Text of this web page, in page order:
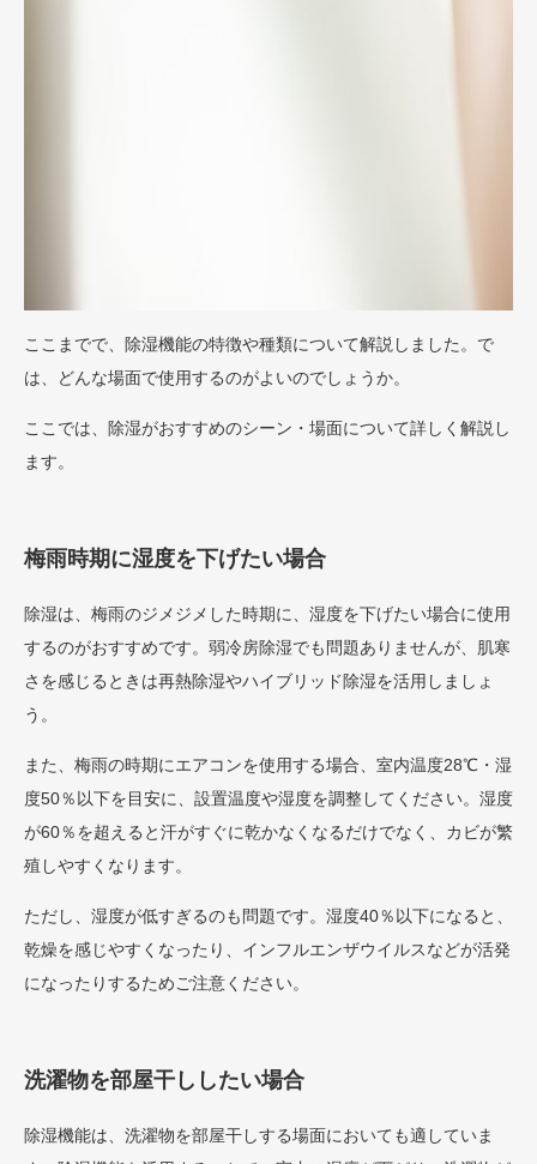
ここまでで、除湿機能の特徴や種類について解説しました。で
は、どんな場面で使用するのがよいのでしょうか。
ここでは、除湿がおすすめのシーン・場面について詳しく解説し
ます。
梅雨時期に湿度を下げたい場合
除湿は、梅雨のジメジメした時期に、湿度を下げたい場合に使用
するのがおすすめです。弱冷房除湿でも問題ありませんが、肌寒
さを感じるときは再熱除湿やハイブリッド除湿を活用しましょ
う。
また、梅雨の時期にエアコンを使用する場合、室内温度28℃・湿
度50％以下を目安に、設置温度や湿度を調整してください。湿度
が60％を超えると汗がすぐに乾かなくなるだけでなく、カビが繁
殖しやすくなります。
ただし、湿度が低すぎるのも問題です。湿度40％以下になると、
乾燥を感じやすくなったり、インフルエンザウイルスなどが活発
になったりするためご注意ください。
洗濯物を部屋干ししたい場合
除湿機能は、洗濯物を部屋干しする場面においても適していま